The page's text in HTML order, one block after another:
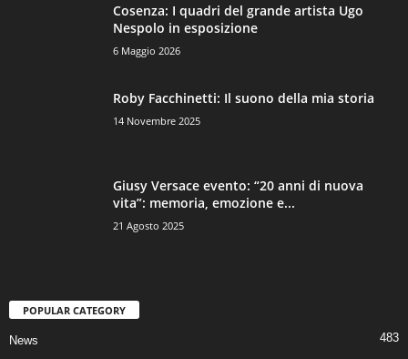
Cosenza: I quadri del grande artista Ugo
Nespolo in esposizione
6 Maggio 2026
Roby Facchinetti: Il suono della mia storia
14 Novembre 2025
Giusy Versace evento: “20 anni di nuova
vita”: memoria, emozione e...
21 Agosto 2025
POPULAR CATEGORY
News
483